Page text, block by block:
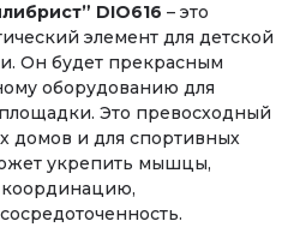
DIO616 – это
элемент для детской
Он будет прекрасным
оборудованию для
Это превосходный
домов и для спортивных
укрепить мышцы,
координацию,